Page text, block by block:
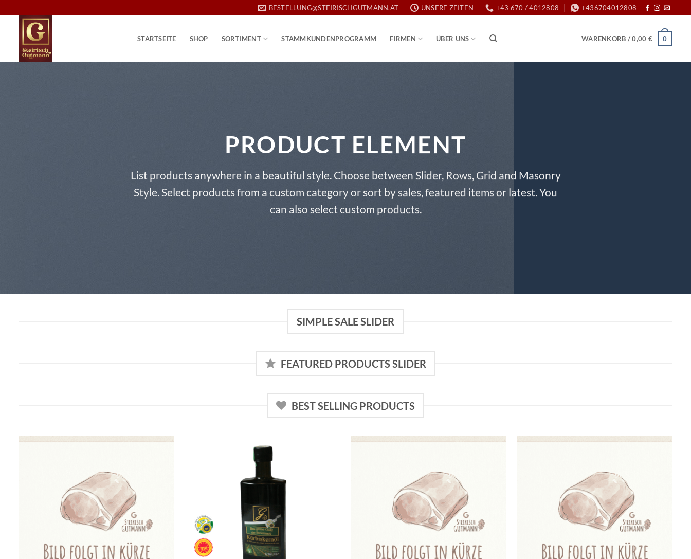
Inhalt
springen
BESTELLUNG@STEIRISCHGUTMANN.AT UNSERE ZEITEN +43 670 / 4012808 +436704012808
STARTSEITE SHOP SORTIMENT STAMMKUNDENPROGRAMM FIRMEN ÜBER UNS WARENKORB /0,00 € 0
PRODUCT ELEMENT
List products anywhere in a beautiful style. Choose between Slider, Rows, Grid and Masonry
Style. Select products from a custom category or sort by sales, featured items or latest. You
can also select custom products.
SIMPLE SALE SLIDER
FEATURED PRODUCTS SLIDER
BEST SELLING PRODUCTS